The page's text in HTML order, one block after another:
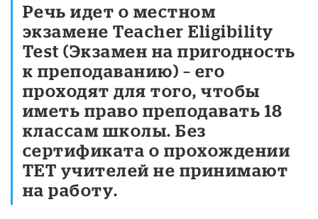
Речь идет о местном
экзамене Teacher Eligibility
Test (Экзамен на пригодность
к преподаванию) – его
проходят для того, чтобы
иметь право преподавать 18
классам школы. Без
сертификата о прохождении
TET учителей не принимают
на работу.